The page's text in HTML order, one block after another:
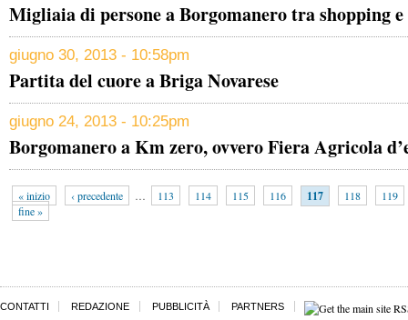
Migliaia di persone a Borgomanero tra shopping
giugno 30, 2013 - 10:58pm
Partita del cuore a Briga Novarese
giugno 24, 2013 - 10:25pm
Borgomanero a Km zero, ovvero Fiera Agricola
« inizio ‹ precedente … 113 114 115 116 117 118
119
fine »
CONTATTI REDAZIONE PUBBLICITÀ PARTNERS